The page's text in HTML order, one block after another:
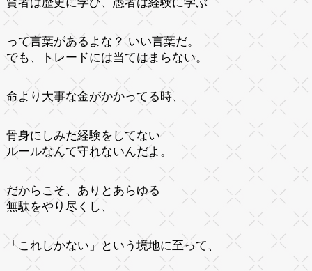
って言葉があるよな？ いい言葉だ。
でも、トレードには当てはまらない。
命より大事な金がかかってる時、
骨身にしみた経験をしてない
ルールなんて守れないんだよ。
だからこそ、ありとあらゆる
無駄をやり尽くし、
「これしかない」という境地に至って、